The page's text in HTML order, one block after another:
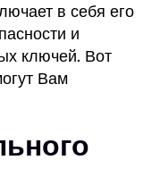
в себя его
и
ключей. Вот
Вам